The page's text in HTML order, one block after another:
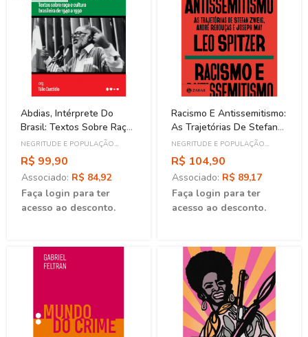
Abdias, Intérprete Do
Brasil: Textos Sobre Raça
E Cultura Brasileira De
1940 A 1990
NEGRITUDE E POPULAÇÃO
NEGRA
R$ 99,90
Associado: R$ 84,92
Faça login para ter
acesso ao desconto.
Racismo E Antissemitismo:
As Trajetórias De Stefan
Zweig, André Rebouças E
Joseph May
NEGRITUDE E POPULAÇÃO
NEGRA
R$ 104,90
Associado: R$ 89,17
Faça login para ter
acesso ao desconto.